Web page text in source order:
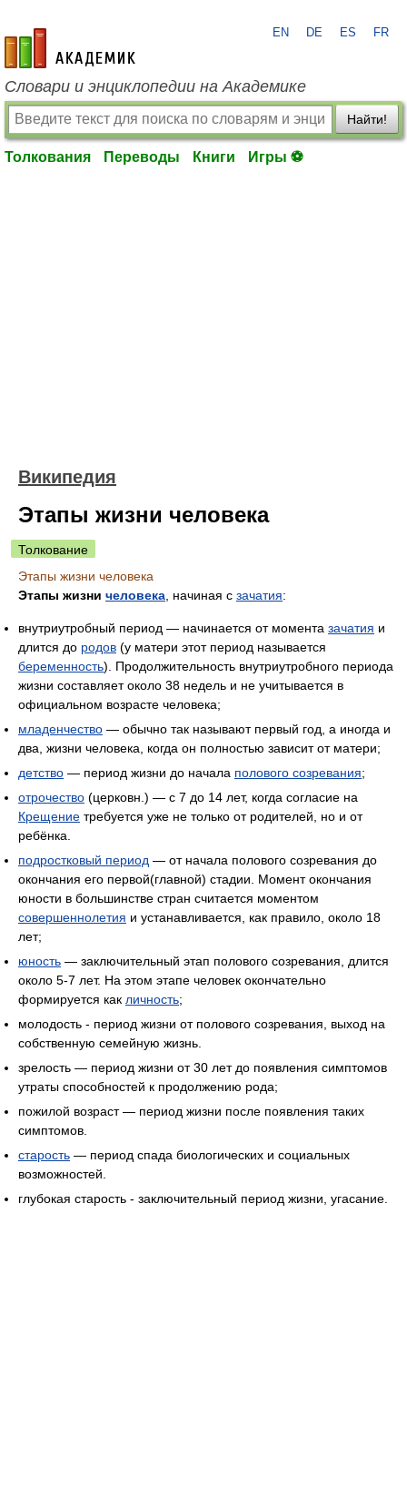
academic.ru
EN DE ES FR
Словари и энциклопедии на Академике
Найти!
Толкования Переводы Книги Игры ⚽
Википедия
Этапы жизни человека
Толкование
Этапы жизни человека
Этапы жизни человека , начиная с зачатия:
внутриутробный период — начинается от момента зачатия и
длится до родов (у матери этот период называется
беременность). Продолжительность внутриутробного периода
жизни составляет около 38 недель и не учитывается в
официальном возрасте человека;
младенчество — обычно так называют первый год, а иногда и
два, жизни человека, когда он полностью зависит от матери;
детство — период жизни до начала полового созревания;
отрочество (церковн.) — с 7 до 14 лет, когда согласие на
Крещение требуется уже не только от родителей, но и от
ребёнка.
подростковый период — от начала полового созревания до
окончания его первой(главной) стадии. Момент окончания
юности в большинстве стран считается моментом
совершеннолетия и устанавливается, как правило, около 18
лет;
юность — заключительный этап полового созревания, длится
около 5-7 лет. На этом этапе человек окончательно
формируется как личность;
молодость - период жизни от полового созревания, выход на
собственную семейную жизнь.
зрелость — период жизни от 30 лет до появления симптомов
утраты способностей к продолжению рода;
пожилой возраст — период жизни после появления таких
симптомов.
старость — период спада биологических и социальных
возможностей.
глубокая старость - заключительный период жизни, угасание.